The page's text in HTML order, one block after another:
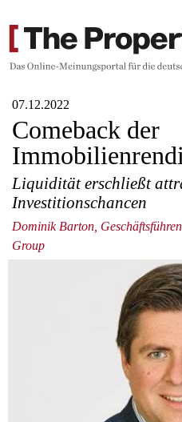
07.12.2022
Comeback der
Liquidität erschließt
Investitionschancen
Dominik Barton,
Group